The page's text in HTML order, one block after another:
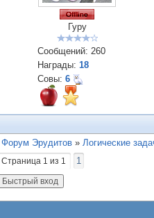
Гуру
Сообщений: 260
Награды: 18
Совы: 6
Форум Эрудитов » Логические
Страница 1 из 1
1